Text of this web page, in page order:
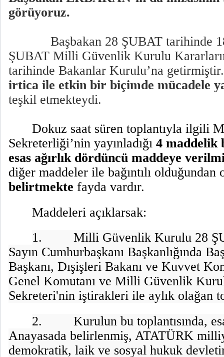
görüyoruz.
Başbakan 28 ŞUBAT tarihinde
ŞUBAT Milli Güvenlik Kurulu
tarihinde Bakanlar Kurulu’na
irtica ile etkin bir biçimde mücadele
teşkil etmekteydi.
Dokuz saat süren toplantıyla ilgili
Sekreterliği’nin yayınladığı 4 maddelik
esas ağırlık dördüncü maddeye
diğer maddeler ile bağıntılı olduğundan
belirtmekte fayda vardır.
Maddeleri açıklarsak:
1.
Milli Güvenlik Kurulu 28
Sayın Cumhurbaşkanı Başkanlığında
Başkanı, Dışişleri Bakanı ve Kuvvet
Genel Komutanı ve Milli Güvenlik
Sekreteri'nin iştirakleri ile aylık olağan
2.
Kurulun bu toplantısında,
Anayasada belirlenmiş, ATATÜRK
demokratik, laik ve sosyal hukuk